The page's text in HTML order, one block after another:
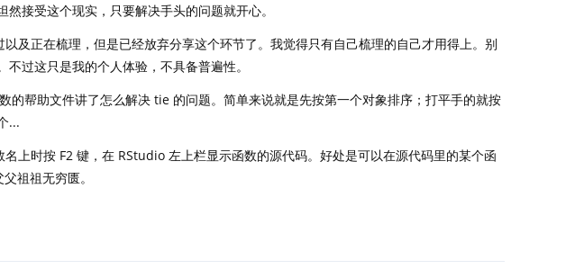
接受这个现实，只要解决手头的问题就开心。
以及正在梳理，但是已经放弃分享这个环节了。我觉得只有自己梳理的自己才用得上。别
过这只是我的个人体验，不具备普遍性。
的帮助文件讲了怎么解决 tie 的问题。简单来说就是先按第一个对象排序；打平手的就按
...
名上时按 F2 键，在 RStudio 左上栏显示函数的源代码。好处是可以在源代码里的某个函
祖祖无穷匮。